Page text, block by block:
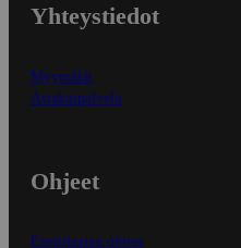
Yhteystiedot
Myymälät
Asiakaspalvelu
Ohjeet
Ensitilaajan ohjeet